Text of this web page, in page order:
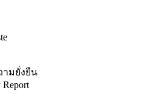
ามยั่งยืน
Report